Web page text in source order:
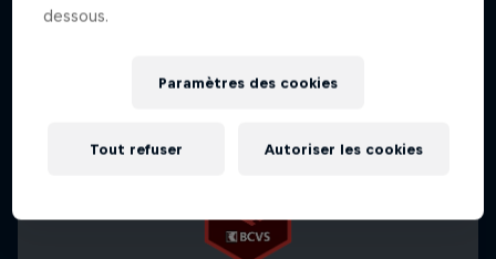
dessous.
Paramètres des cookies
Tout refuser Autoriser les cookies